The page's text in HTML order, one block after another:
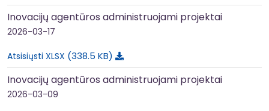
Inovacijų agentūros administruojami projektai
2026-03-17
Atsisiųsti XLSX 338.5 KB
Inovacijų agentūros administruojami projektai
2026-03-09